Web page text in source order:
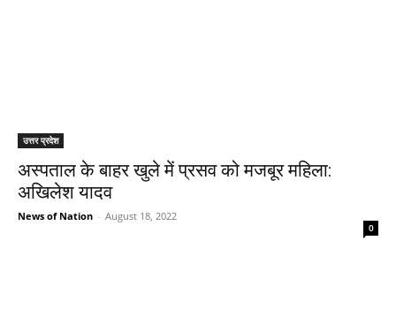
उत्तर प्रदेश
अस्पताल के बाहर खुले में प्रसव को मजबूर महिला:
अखिलेश यादव
News of Nation - August 18, 2022
0